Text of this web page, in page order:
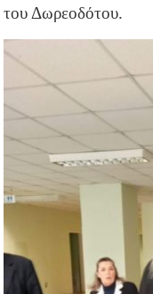
του Δωρεοδότου.